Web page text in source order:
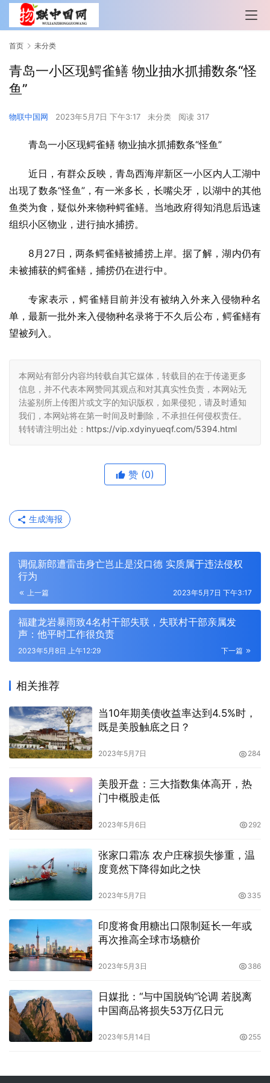
首页 未分类
青岛一小区现鳄雀鳝 物业抽水抓捕数条“怪
鱼”
物联中国网 2023年5月7日 下午3:17 未分类 阅读 317
青岛一小区现鳄雀鳝 物业抽水抓捕数条“怪鱼”
近日，有群众反映，青岛西海岸新区一小区内人工湖中
出现了数条“怪鱼”，有一米多长，长嘴尖牙，以湖中的其他
鱼类为食，疑似外来物种鳄雀鳝。当地政府得知消息后迅速
组织小区物业，进行抽水捕捞。
8月27日，两条鳄雀鳝被捕捞上岸。据了解，湖内仍有
未被捕获的鳄雀鳝，捕捞仍在进行中。
专家表示，鳄雀鳝目前并没有被纳入外来入侵物种名
单，最新一批外来入侵物种名录将于不久后公布，鳄雀鳝有
望被列入。
本网站有部分内容均转载自其它媒体，转载目的在于传递更多
信息，并不代表本网赞同其观点和对其真实性负责，本网站无
法鉴别所上传图片或文字的知识版权，如果侵犯，请及时通知
我们，本网站将在第一时间及时删除，不承担任何侵权责任。
转转请注明出处： https://vip.xdyinyueqf.com/5394.html
赞 (0)
生成海报
调侃新郎遭雷击身亡岂止是没口德 实质属于违法侵权
行为
上一篇 2023年5月7日 下午3:17
福建龙岩暴雨致4名村干部失联，失联村干部亲属发
声：他平时工作很负责
下一篇
2023年5月8日 上午12:29
相关推荐
当10年期美债收益率达到4.5%时，
既是美股触底之日？
2023年5月7日 284
美股开盘：三大指数集体高开，热
门中概股走低
2023年5月6日 292
张家口霜冻 农户庄稼损失惨重，温
度竟然下降得如此之快
2023年5月7日 335
印度将食用糖出口限制延长一年或
再次推高全球市场糖价
2023年5月3日 386
日媒批：“与中国脱钩”论调 若脱离
中国商品将损失53万亿日元
2023年5月14日 255